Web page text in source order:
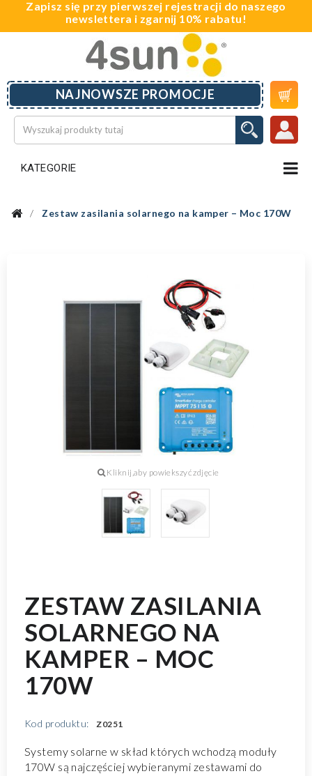
Zapisz się przy pierwszej rejestracji do naszego
newslettera i zgarnij 10% rabatu!
KATEGORIE
NAJNOWSZE PROMOCJE 
Zestaw zasilania solarnego na kamper – Moc 170W
ZESTAW ZASILANIA
SOLARNEGO NA
KAMPER – MOC
170W
Kod produktu: Z0251
Systemy solarne w skład których wchodzą moduły
170W są najczęściej wybieranymi zestawami do